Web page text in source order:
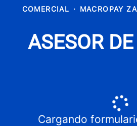
COMERCIAL · MACROPAY
ASESOR
Cargando